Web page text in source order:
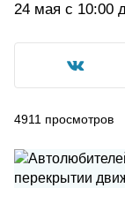
24 мая с 10:00
4911 просмотров